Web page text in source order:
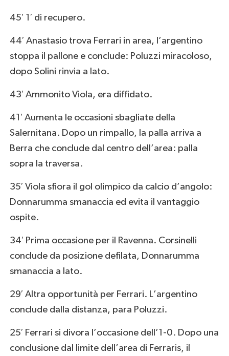
45′ 1′ di recupero.
44′ Anastasio trova Ferrari in area, l’argentino
stoppa il pallone e conclude: Poluzzi miracoloso,
dopo Solini rinvia a lato.
43′ Ammonito Viola, era diffidato.
41′ Aumenta le occasioni sbagliate della
Salernitana. Dopo un rimpallo, la palla arriva a
Berra che conclude dal centro dell’area: palla
sopra la traversa.
35′ Viola sfiora il gol olimpico da calcio d’angolo:
Donnarumma smanaccia ed evita il vantaggio
ospite.
34′ Prima occasione per il Ravenna. Corsinelli
conclude da posizione defilata, Donnarumma
smanaccia a lato.
29′ Altra opportunità per Ferrari. L’argentino
conclude dalla distanza, para Poluzzi.
25′ Ferrari si divora l’occasione dell’1-0. Dopo una
conclusione dal limite dell’area di Ferraris, il